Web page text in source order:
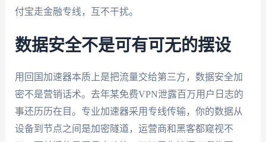
付宝走金融专线，互不干扰。
数据安全不是可有可无的摆设
用回国加速器本质上是把流量交给第三方，数据安全加
密不是营销话术。去年某免费VPN泄露百万用户日志的
事还历历在目。专业加速器采用专线传输，你的数据从
设备到节点之间是加密隧道，运营商和黑客都窥视不